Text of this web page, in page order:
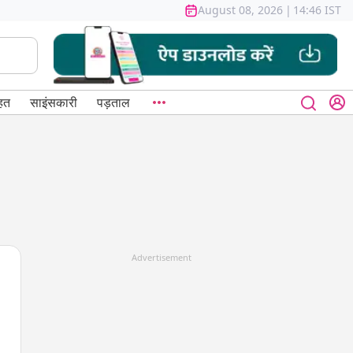
August 08, 2026 | 14:46 IST
साइंसकारी पड़ताल
Advertisement